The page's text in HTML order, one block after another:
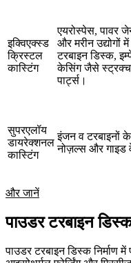
इक्विएक्स्ड
क्रिस्टल
कास्टिंग
एयरोस्पेस, पावर
और मरीन उद्योगों में
टरबाइन डिस्क,
केसिंग जैसे
पार्ट्स।
सुपरएलॉय
डायरेक्शनल
कास्टिंग
इंजन व टरबाइनों
नोज़ल्स और गाइड
और जानें
पाउडर टरबाइन
पाउडर टरबाइन डिस्क निर्माण